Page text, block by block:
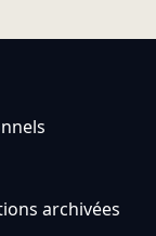
archivées